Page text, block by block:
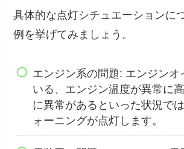
具体的な点灯シチュエーションに
例を挙げてみましょう。
エンジン系の問題: エンジンオ
いる、エンジン温度が異常に
に異常があるといった状況で
ォーニングが点灯します。